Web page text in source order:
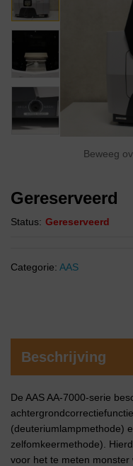
Beweeg
Gereserveerd
Status: Gereserveerd
Categorie: AAS
Beschrijving
De AAS AA-7000-serie
(deuteriumlampmethode)
zelfomkeermethode).
voor het te meten monster